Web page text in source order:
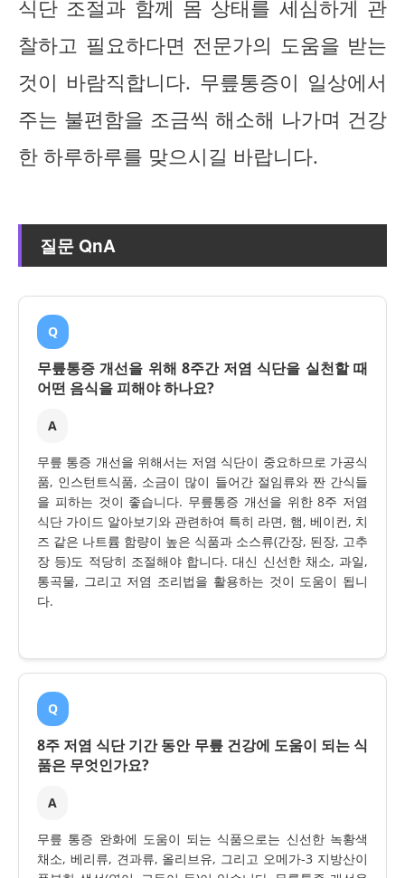
식단 조절과 함께 몸 상태를 세심하게 관
찰하고 필요하다면 전문가의 도움을 받는
것이 바람직합니다. 무릎통증이 일상에서
주는 불편함을 조금씩 해소해 나가며 건강
한 하루하루를 맞으시길 바랍니다.
질문 QnA
Q
무릎통증 개선을 위해 8주간 저염 식단을 실천할 때
어떤 음식을 피해야 하나요?
A
무릎 통증 개선을 위해서는 저염 식단이 중요하므로 가공식
품, 인스턴트식품, 소금이 많이 들어간 절임류와 짠 간식들
을 피하는 것이 좋습니다. 무릎통증 개선을 위한 8주 저염
식단 가이드 알아보기와 관련하여 특히 라면, 햄, 베이컨, 치
즈 같은 나트륨 함량이 높은 식품과 소스류(간장, 된장, 고추
장 등)도 적당히 조절해야 합니다. 대신 신선한 채소, 과일,
통곡물, 그리고 저염 조리법을 활용하는 것이 도움이 됩니
다.
Q
8주 저염 식단 기간 동안 무릎 건강에 도움이 되는 식
품은 무엇인가요?
A
무릎 통증 완화에 도움이 되는 식품으로는 신선한 녹황색
채소, 베리류, 견과류, 올리브유, 그리고 오메가-3 지방산이